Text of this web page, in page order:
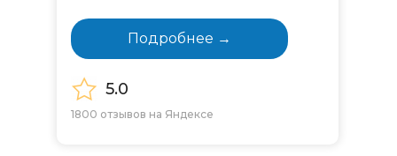
Подробнее →
5.0
1800 отзывов на Яндексе